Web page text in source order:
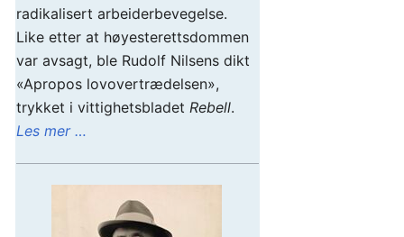
radikalisert arbeiderbevegelse.
Like etter at høyesterettsdommen
var avsagt, ble Rudolf Nilsens dikt
«Apropos lovovertrædelsen»,
trykket i vittighetsbladet Rebell.
Les mer …